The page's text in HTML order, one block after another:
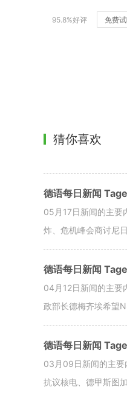
95.8%好评 免费
猜你喜欢
德语每日新闻
05月17日新闻的主要
炸、危机峰会商讨尼
德语每日新闻
04月12日新闻的主要
政部长德梅齐埃希望
德语每日新闻
03月09日新闻的主要
抗议核电、德甲斯图